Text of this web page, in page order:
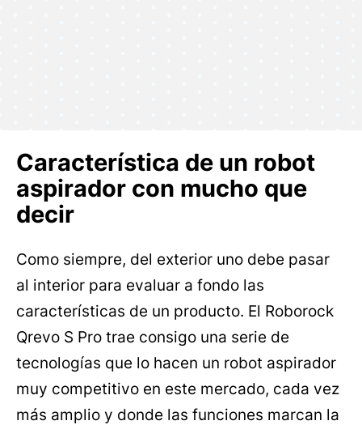
Característica de un robot
aspirador con mucho que
decir
Como siempre, del exterior uno debe pasar
al interior para evaluar a fondo las
características de un producto. El Roborock
Qrevo S Pro trae consigo una serie de
tecnologías que lo hacen un robot aspirador
muy competitivo en este mercado, cada vez
más amplio y donde las funciones marcan la